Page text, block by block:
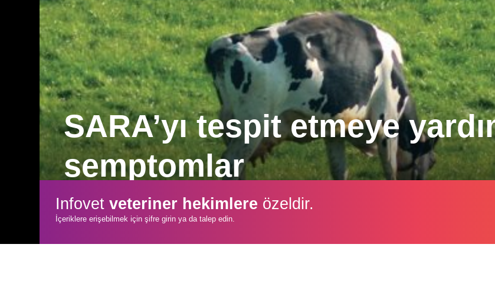
SARA’yı tespit etmeye
semptomlar
Erken ve orta laktasyonda yüksek verimli süt ineklerinde görülen subakut rumen
etmenin yollarını paylaşıyoruz.
Infovetveteriner hekimlere özeldir.
İçeriklere erişebilmek için şifre girin ya da talep edin.